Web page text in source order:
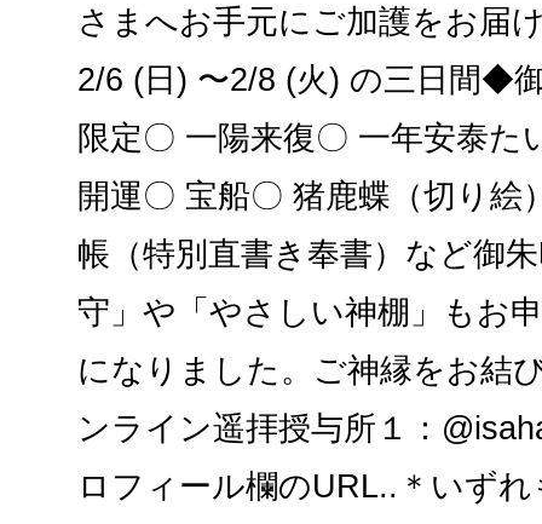
さまへお手元にご加護をお届
2/6 (日) 〜2/8 (火) の三日間◆
限定〇 一陽来復〇 一年安泰た
開運〇 宝船〇 猪鹿蝶（切り絵
帳（特別直書き奉書）など御
守」や「やさしい神棚」もお
になりました。ご神縁をお結
ンライン遥拝授与所１：
ロフィール欄のURL..＊いず